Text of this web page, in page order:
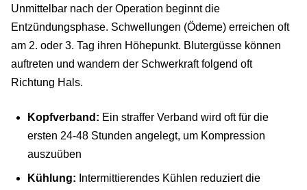
Unmittelbar nach der Operation beginnt die
Entzündungsphase. Schwellungen (Ödeme) erreichen oft
am 2. oder 3. Tag ihren Höhepunkt. Blutergüsse können
auftreten und wandern der Schwerkraft folgend oft
Richtung Hals.
Kopfverband: Ein straffer Verband wird oft für die
ersten 24-48 Stunden angelegt, um Kompression
auszuüben
Kühlung: Intermittierendes Kühlen reduziert die